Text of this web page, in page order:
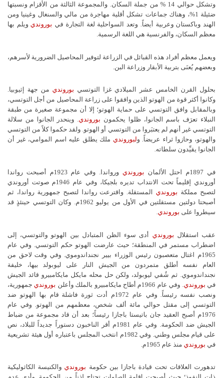
وتشكل حوالي 14 % من جملة السكان. والمجموعة الثالثة من الأقزام ونسبتها
ضئيلة 1%، وهناك جماعات تشكل أقلية مهاجرة من مالي والسنغال وغينيا ومن
الهند وباكستان وعربية أيضاً. وتعد السواحلية لغة التجارة في بورونديويلم بها
معظم السكان، والفرنسية هي اللغة الرسمية.
ويعمل معظم أفراد هذه القبائل في الزراعة لتوفير المحاصيل الضرورية لأسرهم،
وبعضهم يُعنَى بتربية الأبقار وزراعة البن.
بحلول القرن الخامس عشر الميلادي غزا التوتسي بوروندي من جهة إثيوبيا.
وكانوا أكثر قوة من الهوتو الذين وافقوا على زراعة المحاصيل من أجل التوتسي،
وبالمقابل وافق التوتسي على حماية الهوتو؛ إلا أن مجموعة صغيرة من طبقة
النبلاء تعرَف باسم الجانوا، ظلوا يحكمون بوروندي. وينحدر الجانوا من سلالة
التوتسي غير أنهم لم يعتبَروا من التوتسي أو الهوتو. ولقد حكموا كلاً من التوتسي
والهوتو، وحازوا ثراء عريضاً. ولبوروندي ملك يطلق عليه اسم الموامي، غير أن
الجانوا يقيِّدون سلطاته.
في 1897م احتل الألمان بوروندي
ورواندا. وفي عام 1923م أصبحت رواندا
أوروندي إقليماً تحت الانتداب تديره بلجيكا، وفي عام 1946م صوتت أوروندي
لتصبح مملكة بورونديالمستقلة. واقترعت رواندا لتصبح جمهورية رواندا، ثم
أصبحتا دولتين مستقلتين في الأول من يوليو 1962م. وكان التوتسي حينئذٍ قد
سيطروا على بوروندي.
عقب استقلال بوروندي أدى سوء الظن المتبادل بين الهوتو والتوتسي، إلى
اضطراب مستمر في المنطقة؛ حيث عارضت الهوتو حكم التوتسي. وفي عام
1965م اغتال متعصبون رئيس الوزراء بيير نجنداندوموي. وفي وقت لاحق من
العام نفسه أطلق متمردون من الجيش النار على ليوبولد بيها، خليفة
نجنداندوموي. ثم شُفي ليوبولد، ولكن حل محله مايكل مايكامبيرو قائد الجيش
في بوروندي . وفي عام 1966م أطاح مايكامبيرو بالملك وأعلن بوروندي جمهورية،
ونصب نفسه رئيساً. وفي عام 1972م أدت ثورة فاشلة قام بها الهوتو ضد
التوتسي إلى مقتل حوالي مائة ألف شخص، معظمهم من الهوتو. وفي عام
1976م أصبح العقيد جان باتيستا باجازا رئيساً؛ بعد أن قاد مجموعة من ضباط
الجيش ضد الحكومة. وفي عام 1981م أقر الناخبون دستوراً جديداً للبلاد، نص
على قيام مجلس وطني. وفي 1982م انتخب المجلس باعتباره أول هيئة تشريعية
في بوروندي منذ عام 1965م.
تدهورت العلاقات تحت قيادة باجازا بين حكومة بورونديوالكنيسة الكاثوليكية